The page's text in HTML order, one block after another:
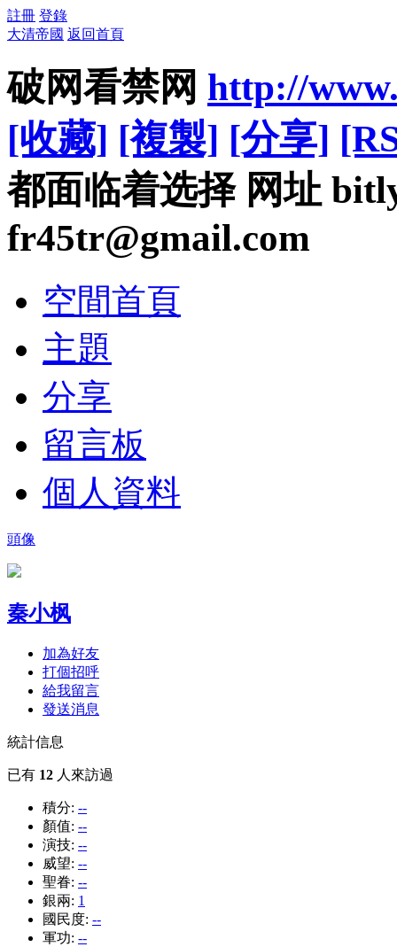
註冊 登錄
大清帝國 返回首頁
破网看禁网 http://
[收藏] [複製] [分享]
都面临着选择 网址
fr45tr@gmail.com
空間首頁
主題
分享
留言板
個人資料
頭像
秦小枫
加為好友
打個招呼
給我留言
發送消息
統計信息
已有 12 人來訪過
積分: --
顏值: --
演技: --
威望: --
聖眷: --
銀兩: 1
國民度: --
軍功: --